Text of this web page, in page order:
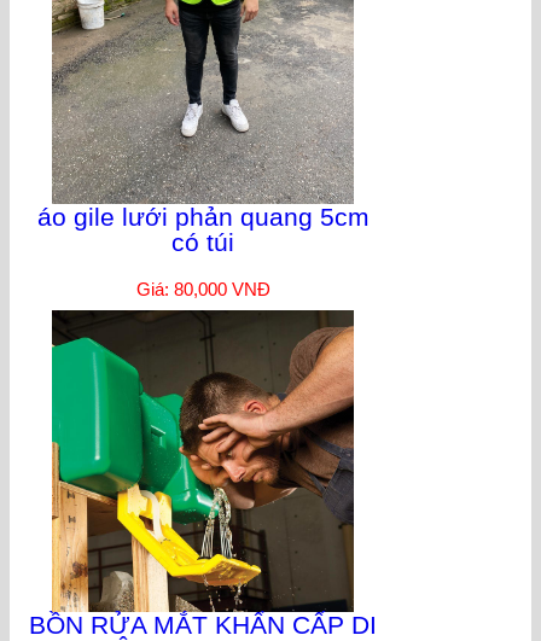
áo gile lưới phản quang 5cm
có túi
Giá: 80,000 VNĐ
BỒN RỬA MẮT KHẨN CẤP DI